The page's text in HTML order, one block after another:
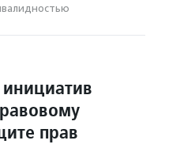
прав